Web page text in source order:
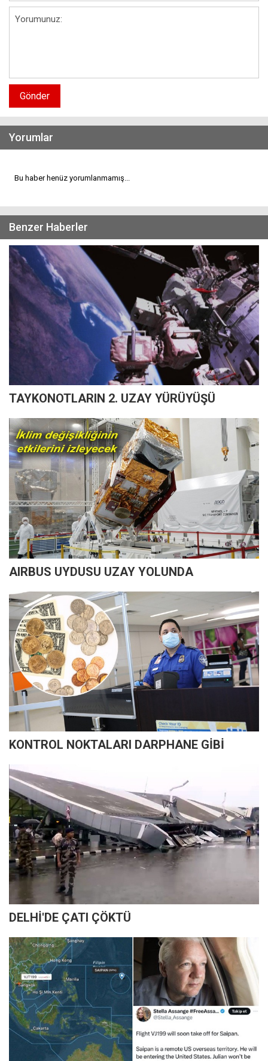
Gönder
Yorumlar
Bu haber henüz yorumlanmamış...
Benzer Haberler
TAYKONOTLARIN 2. UZAY YÜRÜYÜŞÜ
AIRBUS UYDUSU UZAY YOLUNDA
KONTROL NOKTALARI DARPHANE GİBİ
DELHİ'DE ÇATI ÇÖKTÜ